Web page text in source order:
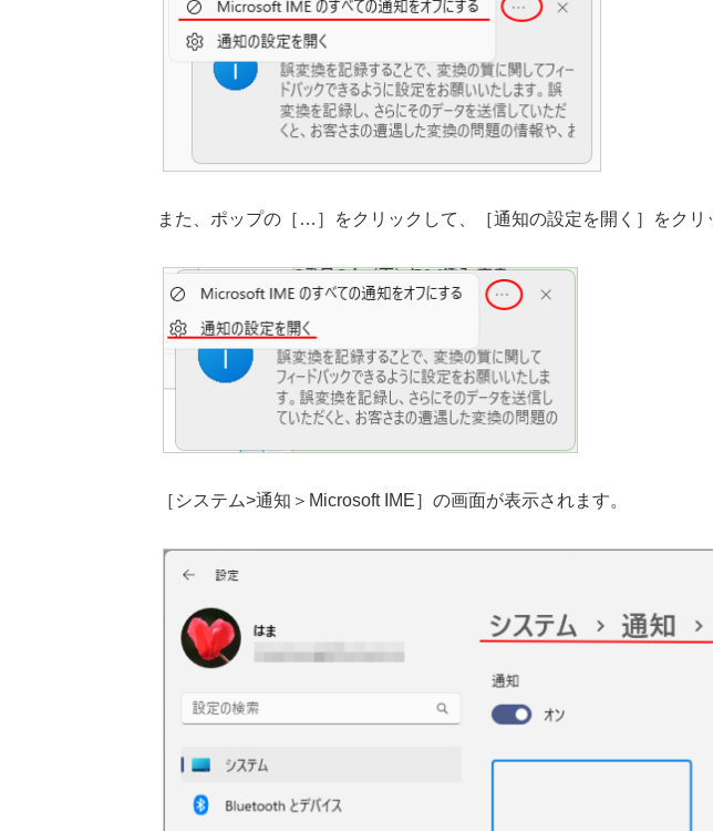
また、ポップの［…］をクリックして、［通知の設定を開く］をクリ
［システム>通知＞Microsoft IME］の画面が表示されます。